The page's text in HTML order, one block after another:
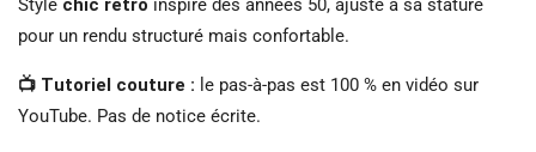
Style chic rétro inspiré des années 50, ajusté à sa stature
pour un rendu structuré mais confortable.
📺 Tutoriel couture : le pas-à-pas est 100 % en vidéo sur
YouTube. Pas de notice écrite.